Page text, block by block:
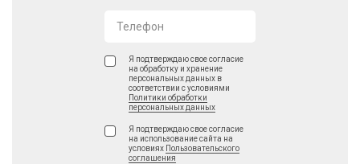
Телефон
Я подтверждаю свое согласие
на обработку и хранение
персональных данных в
соответствии с условиями
Политики обработки
персональных данных
Я подтверждаю свое согласие
на использование сайта на
условиях Пользовательского
соглашения